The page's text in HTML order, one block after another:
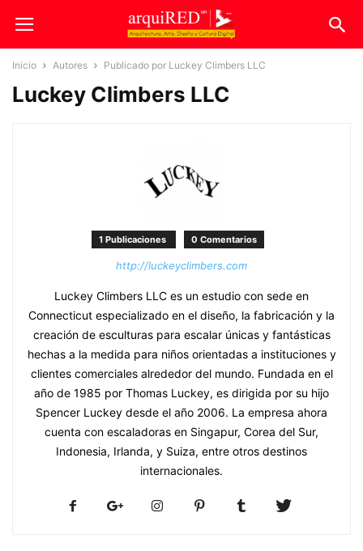
Inicio Autores Publicado por Luckey Climbers LLC
Luckey Climbers LLC
1 Publicaciones 0 Comentarios
http://luckeyclimbers.com
Luckey Climbers LLC es un estudio con sede en
Connecticut especializado en el diseño, la fabricación y la
creación de esculturas para escalar únicas y fantásticas
hechas a la medida para niños orientadas a instituciones y
clientes comerciales alrededor del mundo. Fundada en el
año de 1985 por Thomas Luckey, es dirigida por su hijo
Spencer Luckey desde el año 2006. La empresa ahora
cuenta con escaladoras en Singapur, Corea del Sur,
Indonesia, Irlanda, y Suiza, entre otros destinos
internacionales.